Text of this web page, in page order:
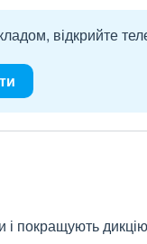
відкрийте
і покращують